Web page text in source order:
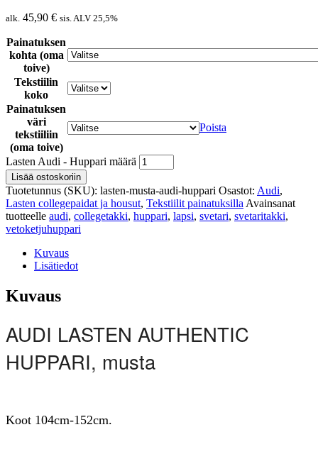
alk. 45,90 € sis. ALV 25,5%
Painatuksen
kohta (oma
toive)
Tekstiilin
koko
Painatuksen
väri
tekstiiliin
(oma toive)
Poista
Lasten Audi - Huppari määrä
Lisää ostoskoriin
Tuotetunnus (SKU): lasten-musta-audi-huppari Osastot: Audi,
Lasten collegepaidat ja housut, Tekstiilit painatuksilla Avainsanat
tuotteelle audi, collegetakki, huppari, lapsi, svetari, svetaritakki,
vetoketjuhuppari
Kuvaus
Lisätiedot
Kuvaus
AUDI LASTEN AUTHENTIC
HUPPARI, musta
Koot 104cm-152cm.